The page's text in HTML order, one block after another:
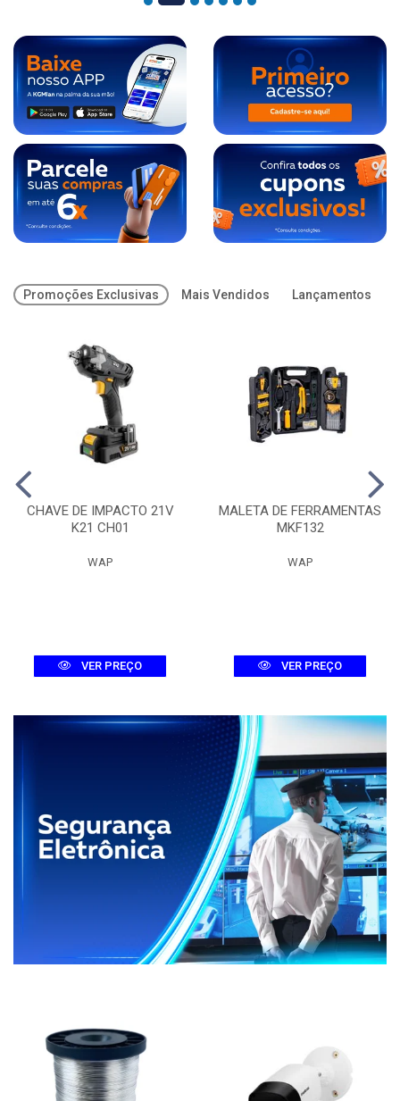
Promoções Exclusivas Mais Vendidos Lançamentos
CHAVE DE IMPACTO 21V
K21 CH01
WAP
VER PREÇO
MALETA DE FERRAMENTAS
MKF132
WAP
VER PREÇO